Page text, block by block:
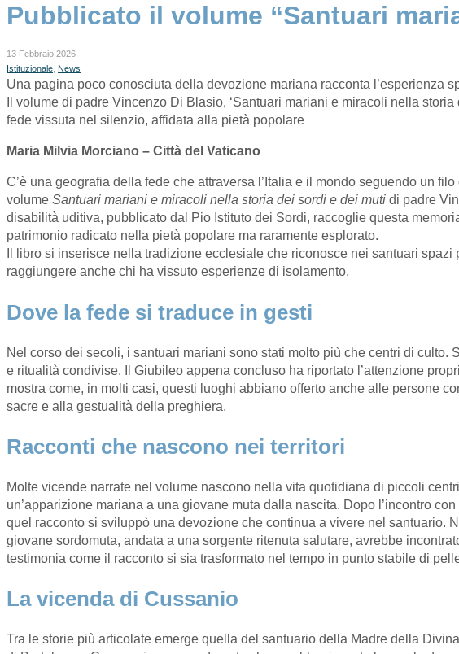
Pubblicato il volume “Santuari
13 Febbraio 2026
Istituzionale, News
Una pagina poco conosciuta della devozione mariana racconta l’esperienza
Il volume di padre Vincenzo Di Blasio, ‘Santuari mariani e miracoli nella
fede vissuta nel silenzio, affidata alla pietà popolare
Maria Milvia Morciano – Città del Vaticano
C’è una geografia della fede che attraversa l’Italia e il mondo seguendo un
volume Santuari mariani e miracoli nella storia dei sordi e dei muti di padre
disabilità uditiva, pubblicato dal Pio Istituto dei Sordi, raccoglie questa
patrimonio radicato nella pietà popolare ma raramente esplorato.
Il libro si inserisce nella tradizione ecclesiale che riconosce nei santuari
raggiungere anche chi ha vissuto esperienze di isolamento.
Dove la fede si traduce in gesti
Nel corso dei secoli, i santuari mariani sono stati molto più che centri di
e ritualità condivise. Il Giubileo appena concluso ha riportato l’attenzione
mostra come, in molti casi, questi luoghi abbiano offerto anche alle persone
sacre e alla gestualità della preghiera.
Racconti che nascono nei territori
Molte vicende narrate nel volume nascono nella vita quotidiana di piccoli
un’apparizione mariana a una giovane muta dalla nascita. Dopo l’incontro
quel racconto si sviluppò una devozione che continua a vivere nel santuario.
giovane sordomuta, andata a una sorgente ritenuta salutare, avrebbe
testimonia come il racconto si sia trasformato nel tempo in punto stabile di
La vicenda di Cussanio
Tra le storie più articolate emerge quella del santuario della Madre della